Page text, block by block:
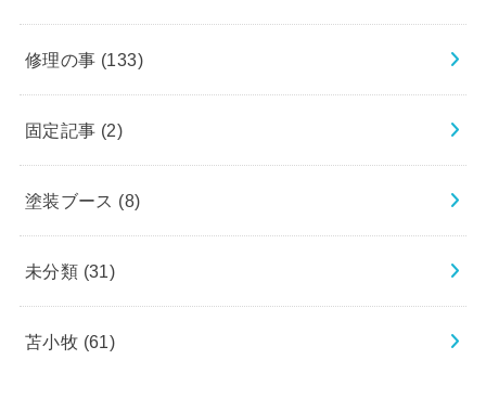
修理の事 (133)
固定記事 (2)
塗装ブース (8)
未分類 (31)
苫小牧 (61)